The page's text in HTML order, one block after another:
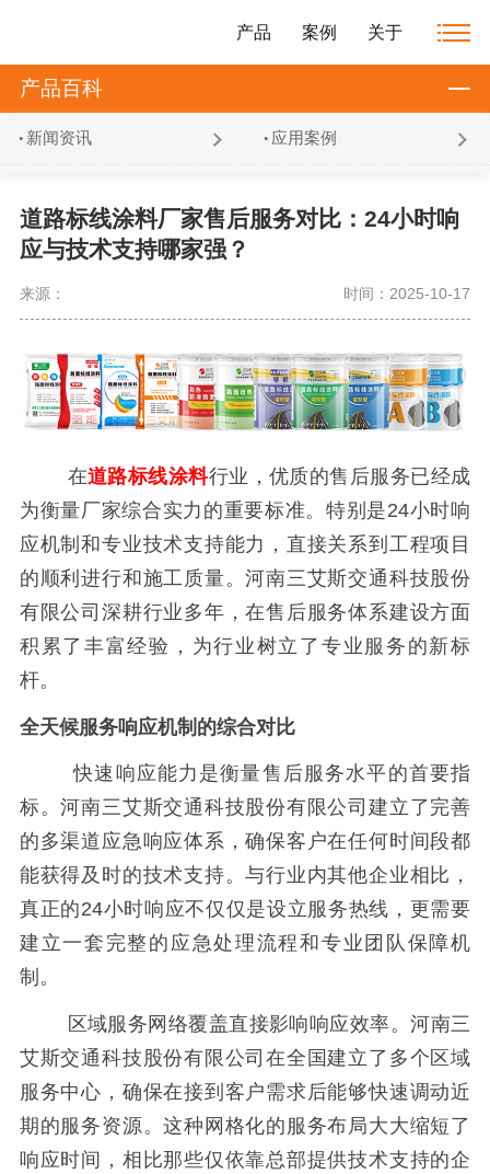
产品 案例 关于
产品百科
新闻资讯 应用案例
道路标线涂料厂家售后服务对比：24小时响
应与技术支持哪家强？
来源： 时间：2025-10-17
在道路标线涂料行业，优质的售后服务已经成
为衡量厂家综合实力的重要标准。特别是24小时响
应机制和专业技术支持能力，直接关系到工程项目
的顺利进行和施工质量。河南三艾斯交通科技股份
有限公司深耕行业多年，在售后服务体系建设方面
积累了丰富经验，为行业树立了专业服务的新标
杆。
全天候服务响应机制的综合对比
快速响应能力是衡量售后服务水平的首要指
标。河南三艾斯交通科技股份有限公司建立了完善
的多渠道应急响应体系，确保客户在任何时间段都
能获得及时的技术支持。与行业内其他企业相比，
真正的24小时响应不仅仅是设立服务热线，更需要
建立一套完整的应急处理流程和专业团队保障机
制。
区域服务网络覆盖直接影响响应效率。河南三
艾斯交通科技股份有限公司在全国建立了多个区域
服务中心，确保在接到客户需求后能够快速调动近
期的服务资源。这种网格化的服务布局大大缩短了
响应时间，相比那些仅依靠总部提供技术支持的企